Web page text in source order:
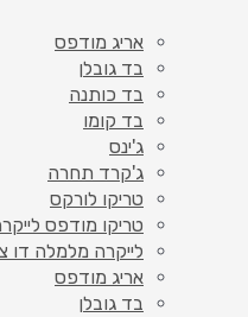
אריג מודפס
בד גובלן
בד כותנה
בד קומו
ג'ינס
ג'קרד תחרה
טריקו לורקס
טריקו מודפס
לייקרה מלמלה דו
אריג מודפס
בד גובלן